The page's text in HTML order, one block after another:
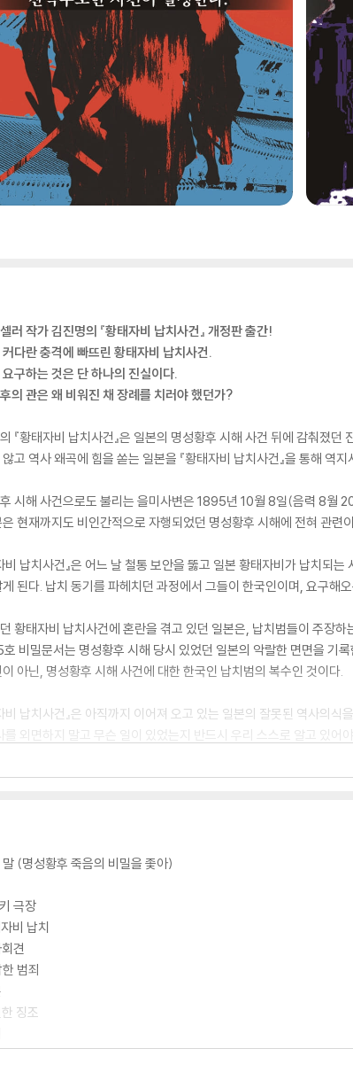
러 작가 김진명의 『황태자비 납치사건』 개정판 출간!
다란 충격에 빠뜨린 황태자비 납치사건.
구하는 것은 단 하나의 진실이다.
의 관은 왜 비워진 채 장례를 치러야 했던가?
『황태자비 납치사건』은 일본의 명성황후 시해 사건 뒤에 감춰졌
고 역사 왜곡에 힘을 쏟는 일본을 『황태자비 납치사건』을 통해
시해 사건으로도 불리는 을미사변은 1895년 10월 8일(음력 8월
은 현재까지도 비인간적으로 자행되었던 명성황후 시해에 전혀 관련
비 납치사건』은 어느 날 철통 보안을 뚫고 일본 황태자비가 납치되
된다. 납치 동기를 파헤치던 과정에서 그들이 한국인이며, 요구해
황태자비 납치사건에 혼란을 겪고 있던 일본은, 납치범들이 주장
비밀문서는 명성황후 시해 당시 있었던 일본의 악랄한 면면을 기
아닌, 명성황후 시해 사건에 대한 한국인 납치범의 복수인 것이다.
비 납치사건』은 아직까지 이어져 오고 있는 일본의 잘못된 역사의
를 외면하지 말고 무슨 일이 있었는지 반드시 우리 스스로 알고 있어
게 하는데 그치지 않고, 우리가 직시해야 할 진실을 바탕으로 올바른
대 우리 한국인의 방식이 아니다. 그건 용기가 아니란 말이다.”
의 죽음, 그리고 일본 황태자비 납치.
시간을 두고 일어난 정반대의 상황.
성황후를 죽인 것처럼 황태자비를 죽여야만 하는가?
용서인가. 대체 무엇이 옳은 선택인가.-
말 (명성황후 죽음의 비밀을 좇아)
극장
비 납치
견
범죄
징조
편지